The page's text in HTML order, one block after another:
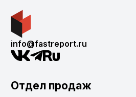
info@fastreport.ru
Отдел продаж